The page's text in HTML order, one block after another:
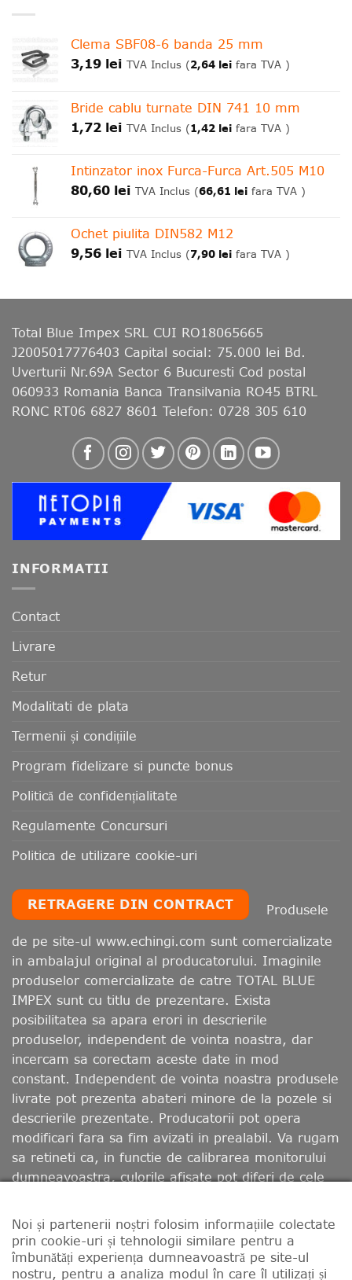
Clema SBF08-6 banda 25 mm
3,19 lei TVA Inclus (2,64 lei fara TVA )
Bride cablu turnate DIN 741 10 mm
1,72 lei TVA Inclus (1,42 lei fara TVA )
Intinzator inox Furca-Furca Art.505 M10
80,60 lei TVA Inclus (66,61 lei fara TVA )
Ochet piulita DIN582 M12
9,56 lei TVA Inclus (7,90 lei fara TVA )
Total Blue Impex SRL CUI RO18065665
J2005017776403 Capital social: 75.000 lei Bd.
Uverturii Nr.69A Sector 6 Bucuresti Cod postal
060933 Romania Banca Transilvania RO45 BTRL
RONC RT06 6827 8601 Telefon: 0728 305 610
INFORMATII
Contact
Livrare
Retur
Modalitati de plata
Termenii și condițiile
Program fidelizare si puncte bonus
Politică de confidențialitate
Regulamente Concursuri
Politica de utilizare cookie-uri
RETRAGERE DIN CONTRACT
Produsele
de pe site-ul www.echingi.com sunt comercializate
in ambalajul original al producatorului. Imaginile
produselor comercializate de catre TOTAL BLUE
IMPEX sunt cu titlu de prezentare. Exista
posibilitatea sa apara erori in descrierile
produselor, independent de vointa noastra, dar
incercam sa corectam aceste date in mod
constant. Independent de vointa noastra produsele
livrate pot prezenta abateri minore de la pozele si
descrierile prezentate. Producatorii pot opera
modificari fara sa fim avizati in prealabil. Va rugam
sa retineti ca, in functie de calibrarea monitorului
dumneavoastra, culorile afisate pot diferi de cele
CONTACT LIVRARE RETUR
MODALITATI DE PLATA
TERMENII ȘI CONDIȚIILE
PROGRAM FIDELIZARE SI PUNCTE BONUS
POLITICĂ DE CONFIDENȚIALITATE
Noi și partenerii noștri folosim informațiile colectate
prin cookie-uri și tehnologii similare pentru a
îmbunătăți experiența dumneavoastră pe site-ul
nostru, pentru a analiza modul în care îl utilizați și